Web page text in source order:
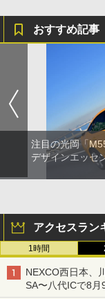
おすすめ記事
注目の光岡「
デザインエッセ
アクセスラン
1時間
NEXCO西日本、
SA〜八代ICで8